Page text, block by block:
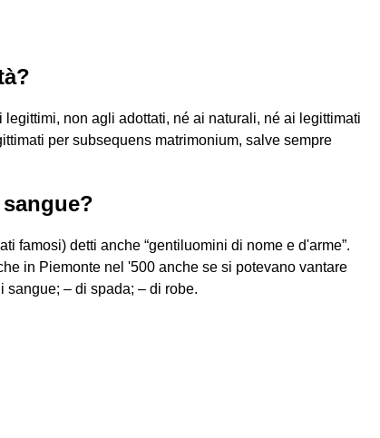
legittimi, non agli adottati, né ai naturali, né ai legittimati
per subsequens matrimonium, salve sempre
famosi) detti anche “gentiluomini di nome e d'arme”.
in Piemonte nel '500 anche se si potevano vantare
sangue; – di spada; – di robe.